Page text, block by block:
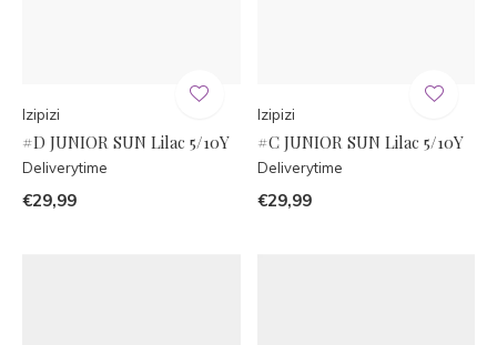
Izipizi
#D JUNIOR SUN Lilac 5/10Y
Deliverytime
€29,99
Izipizi
#C JUNIOR SUN Lilac 5/10Y
Deliverytime
€29,99